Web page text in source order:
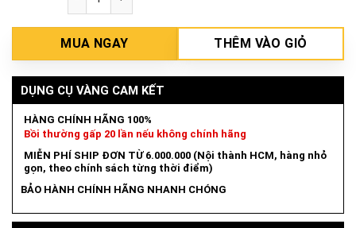
MUA NGAY THÊM VÀO GIỎ
DỤNG CỤ VÀNG CAM KẾT
HÀNG CHÍNH HÃNG 100%
Bồi thường gấp 20 lần nếu không chính hãng
MIỄN PHÍ SHIP ĐƠN TỪ 6.000.000 (Nội thành HCM, hàng nhỏ
gọn, theo chính sách từng thời điểm)
BẢO HÀNH CHÍNH HÃNG NHANH CHÓNG